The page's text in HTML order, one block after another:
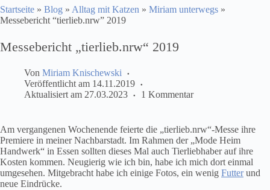
Startseite » Blog » Alltag mit Katzen » Miriam unterwegs »
Messebericht “tierlieb.nrw” 2019
Messebericht „tierlieb.nrw“ 2019
Von Miriam Knischewski
Veröffentlicht am 14.11.2019
Aktualisiert am 27.03.2023 1 Kommentar
Am vergangenen Wochenende feierte die „tierlieb.nrw“-Messe ihre
Premiere in meiner Nachbarstadt. Im Rahmen der „Mode Heim
Handwerk“ in Essen sollten dieses Mal auch Tierliebhaber auf ihre
Kosten kommen. Neugierig wie ich bin, habe ich mich dort einmal
umgesehen. Mitgebracht habe ich einige Fotos, ein wenig Futterund
neue Eindrücke.